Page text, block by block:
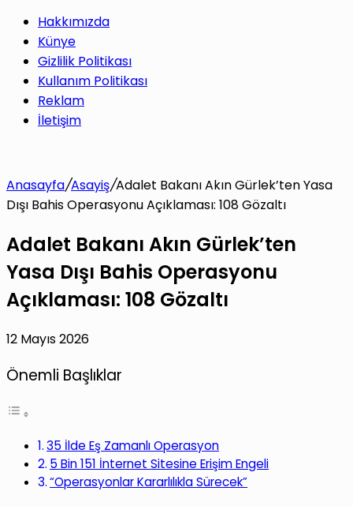
Hakkımızda
Künye
Gizlilik Politikası
Kullanım Politikası
Reklam
İletişim
Anasayfa/Asayiş/Adalet Bakanı Akın Gürlek’ten Yasa
Dışı Bahis Operasyonu Açıklaması: 108 Gözaltı
Adalet Bakanı Akın Gürlek’ten
Yasa Dışı Bahis Operasyonu
Açıklaması: 108 Gözaltı
12 Mayıs 2026
Önemli Başlıklar
35 İlde Eş Zamanlı Operasyon
5 Bin 151 İnternet Sitesine Erişim Engeli
“Operasyonlar Kararlılıkla Sürecek”